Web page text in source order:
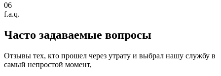
06
f.a.q.
Часто задаваемые вопросы
Отзывы тех, кто прошел через утрату и выбрал нашу службу в
самый непростой момент,